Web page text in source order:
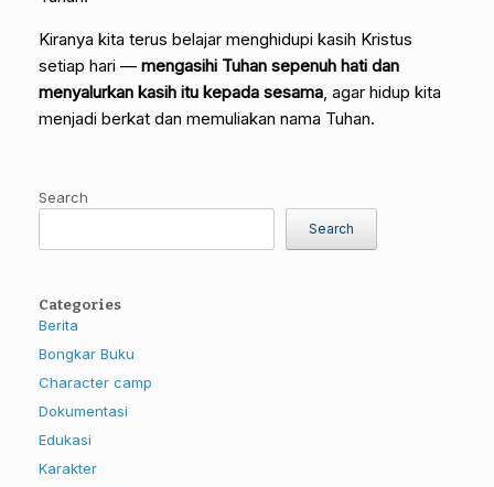
Kiranya kita terus belajar menghidupi kasih Kristus
setiap hari — mengasihi Tuhan sepenuh hati dan
menyalurkan kasih itu kepada sesama , agar hidup kita
menjadi berkat dan memuliakan nama Tuhan.
Search
Search
Categories
Berita
Bongkar Buku
Character camp
Dokumentasi
Edukasi
Karakter